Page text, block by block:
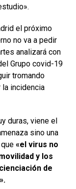
el próximo
no va a pedir
analizará con
Grupo covid-19
tromando
incidencia
duras, viene el
sino una
«el virus no
y los
de